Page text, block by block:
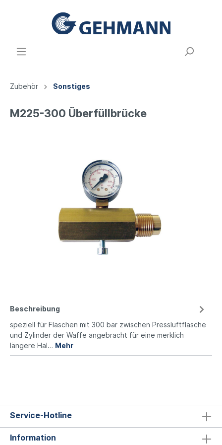
Zubehör Sonstiges
M225-300 Überfüllbrücke
Beschreibung
speziell für Flaschen mit 300 bar zwischen Pressluftflasche
und Zylinder der Waffe angebracht für eine merklich
längere Hal… Mehr
Service-Hotline
Information